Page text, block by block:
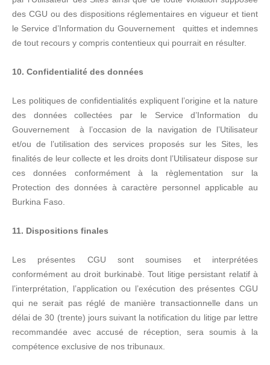
des CGU ou des dispositions réglementaires en vigueur et tient
le Service d’Information du Gouvernement quittes et indemnes
de tout recours y compris contentieux qui pourrait en résulter.
10. Confidentialité des données
Les politiques de confidentialités expliquent l’origine et la nature
des données collectées par le Service d’Information du
Gouvernement à l’occasion de la navigation de l’Utilisateur
et/ou de l’utilisation des services proposés sur les Sites, les
finalités de leur collecte et les droits dont l’Utilisateur dispose sur
ces données conformément à la règlementation sur la
Protection des données à caractère personnel applicable au
Burkina Faso.
11. Dispositions finales
Les présentes CGU sont soumises et interprétées
conformément au droit burkinabè. Tout litige persistant relatif à
l’interprétation, l’application ou l’exécution des présentes CGU
qui ne serait pas réglé de manière transactionnelle dans un
délai de 30 (trente) jours suivant la notification du litige par lettre
recommandée avec accusé de réception, sera soumis à la
compétence exclusive de nos tribunaux.